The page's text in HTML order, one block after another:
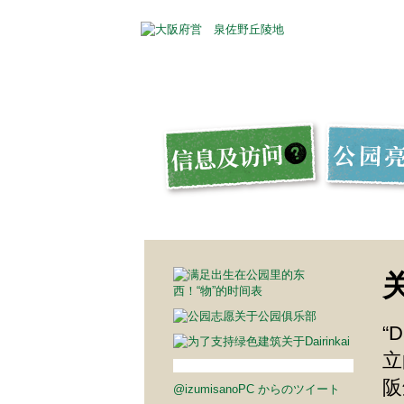
@izumisanoPC からのツイート